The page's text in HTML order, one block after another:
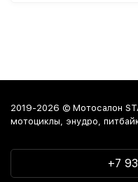
2019-2026 © Мотосалон
мотоциклы, энудро,
+7